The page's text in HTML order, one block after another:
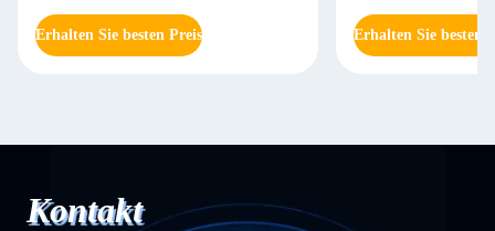
Erhalten Sie besten Preis Erhalten Sie besten
Kontakt